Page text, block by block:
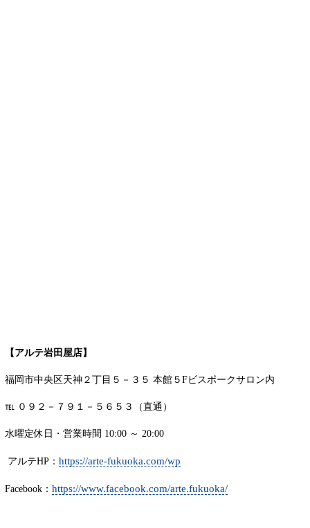
【アルテ岩田屋店】
福岡市中央区天神２丁目５－３５ 本館５Fビスポークサロン内
℡ ０９２－７９１－５６５３（直通）
水曜定休日・営業時間 10:00 ～ 20:00
アルテHP： https://arte-fukuoka.com/wp
Facebook： https://www.facebook.com/arte.fukuoka/